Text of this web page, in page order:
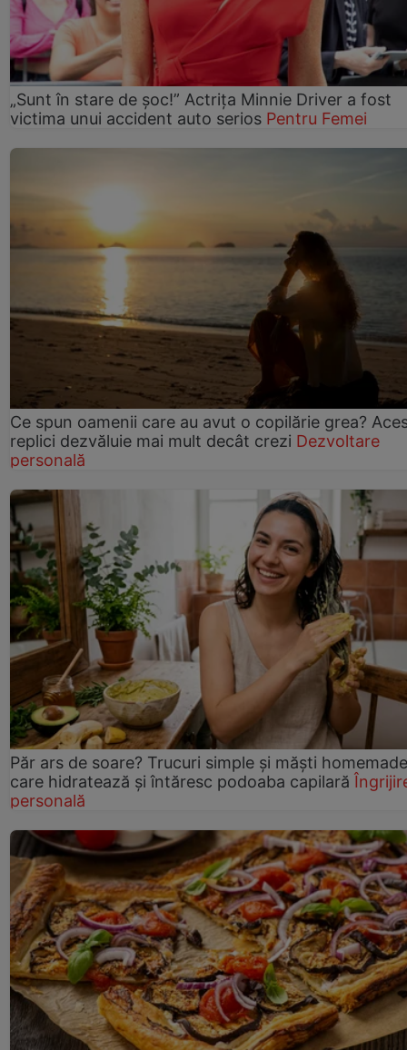
„Sunt în stare de șoc!” Actrița Minnie Driver a fost
victima unui accident auto serios Pentru Femei
Ce spun oamenii care au avut o copilărie grea?
replici dezvăluie mai mult decât crezi Dezvoltare
personală
Păr ars de soare? Trucuri simple și măști homemade
care hidratează și întăresc podoaba capilară
personală